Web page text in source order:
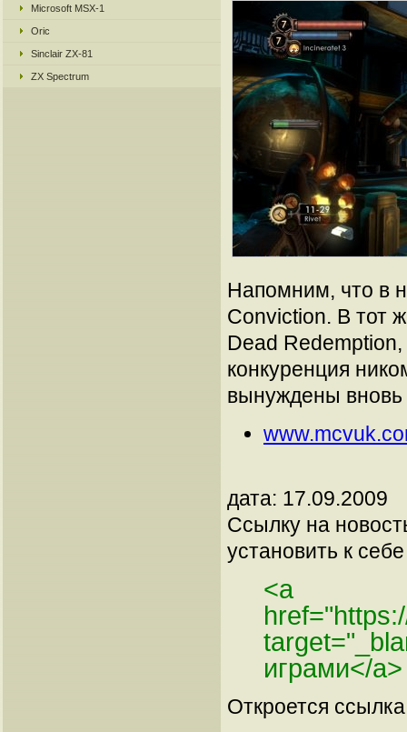
Microsoft MSX-1
Oric
Sinclair ZX-81
ZX Spectrum
Напомним, что в
Conviction. В тот
Dead
конкуренция
вынуждены вновь
дата: 17.09.2009
Ссылку на
установить к
<a
играми</a>
Откроется